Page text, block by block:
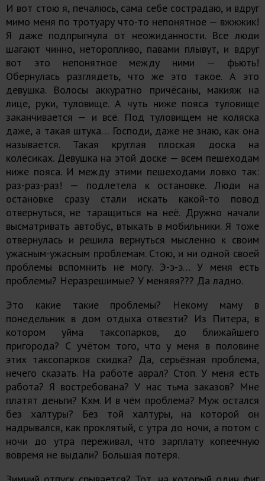
И вот стою я, печалюсь, сама себе сострадаю, и вдруг
мимо меня по тротуару что-то непонятное — вжжжик!
Я даже подпрыгнула от неожиданности. Все люди
шагают чинно, неторопливо, павами плывут, и вдруг
вот это непонятное между ними — фьють!
Обернулась разглядеть, что же это такое. А это
девушка. Волосы аккуратно причёсаны, макияж на
лице, руки, туловище. А чуть ниже пояса туловище
заканчивается — и всё. Под туловищем не коляска
даже, а такая штука… Господи, даже не знаю, как она
называется. Такая круглая плоская доска на
колёсиках. Девушка на этой доске — всем пешеходам
ниже пояса. И между этими пешеходами ловко так:
раз-раз-раз! — подлетела к остановке. Люди на
остановке сразу стали искать какой-то повод
отвернуться, не таращиться на неё. Дружно начали
высматривать автобус, втыкать в мобильники. Я тоже
отвернулась и решила вернуться мысленно к своим
ужасным-ужасным проблемам. Стою, и ни одной своей
проблемы вспомнить не могу. Э-э-э… У меня есть
проблемы? Неразрешимые? У меняяя??? Да ладно.
Это какие такие проблемы? Некому маму в
понедельник в дом отдыха отвезти? Из Питера, в
котором уйма таксопарков, до ближайшего
пригорода? С учётом того, что у меня в половине
этих таксопарков скидка? Да, серьёзная проблема,
нечего сказать. На работе аврал? Стоп. У меня есть
работа? Я востребована? У нас тьма заказов? Мне
платят деньги? Кхм. И в чём проблема? Муж остался
без халтуры? Без той халтуры, на которой он
надрывался, как проклятый, с утра до ночи, а потом с
ночи до утра переживал, что зарплату копеечную
вовремя не выдали? Большая потеря.